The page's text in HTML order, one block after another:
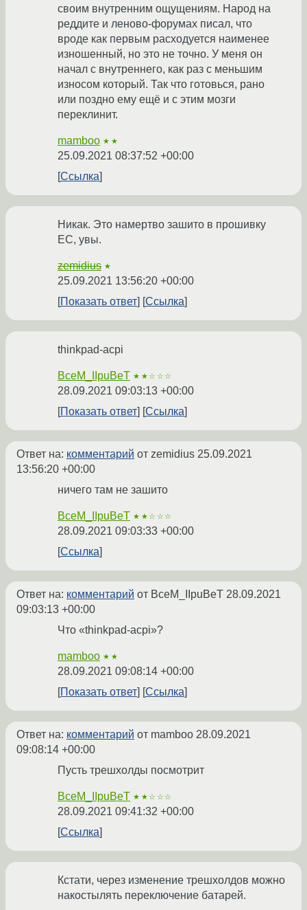
своим внутренним ощущениям. Народ на
реддите и леново-форумах писал, что
вроде как первым расходуется наименее
изношенный, но это не точно. У меня он
начал с внутреннего, как раз с меньшим
износом который. Так что готовься, рано
или поздно ему ещё и с этим мозги
переклинит.
mamboo ★★
25.09.2021 08:37:52 +00:00
Ссылка
Никак. Это намертво зашито в прошивку
EC, увы.
zemidius ★
25.09.2021 13:56:20 +00:00
Показать ответ
Ссылка
thinkpad-acpi
BceM_IIpuBeT ★★☆☆☆
28.09.2021 09:03:13 +00:00
Показать ответ
Ссылка
Ответ на: комментарий от zemidius 25.09.2021
13:56:20 +00:00
ничего там не зашито
BceM_IIpuBeT ★★☆☆☆
28.09.2021 09:03:33 +00:00
Ссылка
Ответ на: комментарий от BceM_IIpuBeT 28.09.2021
09:03:13 +00:00
Что «thinkpad-acpi»?
mamboo ★★
28.09.2021 09:08:14 +00:00
Показать ответ
Ссылка
Ответ на: комментарий от mamboo 28.09.2021
09:08:14 +00:00
Пусть трешхолды посмотрит
BceM_IIpuBeT ★★☆☆☆
28.09.2021 09:41:32 +00:00
Ссылка
Кстати, через изменение трешхолдов можно
накостылять переключение батарей.